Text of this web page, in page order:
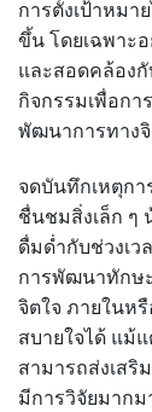
การตั้งเป้าหมา
ขึ้น โดยเฉพาะอ
และสอดคล้อง
กิจกรรมเพื่อกา
พัฒนาการทาง
จดบันทึกเหตุก
ชื่นชมสิ่งเล็ก ๆ
ดื่มด่ำกับช่วงเว
การพัฒนาทักษ
จิตใจ ภายในห
สบายใจได้ แม้
สามารถส่งเส
มีการวิจัยมากม